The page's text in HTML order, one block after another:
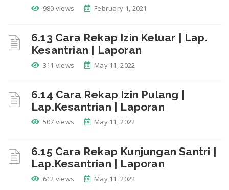
980 views February 1, 2021
6.13 Cara Rekap Izin Keluar | Lap.
Kesantrian | Laporan
311 views May 11, 2022
6.14 Cara Rekap Izin Pulang |
Lap.Kesantrian | Laporan
507 views May 11, 2022
6.15 Cara Rekap Kunjungan Santri |
Lap.Kesantrian | Laporan
612 views May 11, 2022